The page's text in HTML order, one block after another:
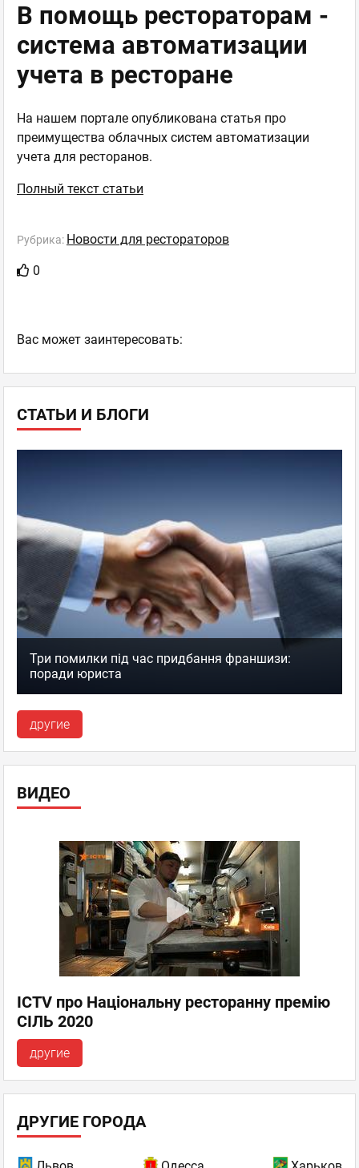
СТАТЬИ И БЛОГИ
Три помилки під час придбання франшизи:
поради юриста
другие
ВИДЕО
ICTV про Національну ресторанну премію
СІЛЬ 2020
другие
В помощь рестораторам -
система автоматизации
учета в ресторане
На нашем портале опубликована статья про
преимущества облачных систем автоматизации
учета для ресторанов.
Полный текст статьи
Рубрика: Новости для рестораторов
0
Ваc может заинтересовать:
ДРУГИЕ ГОРОДА